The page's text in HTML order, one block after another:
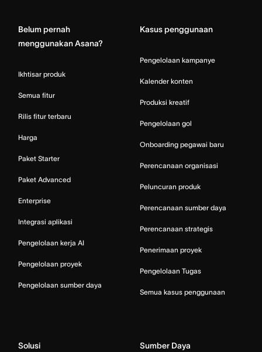
Belum pernah
menggunakan Asana?
Ikhtisar produk
Semua fitur
Rilis fitur terbaru
Harga
Paket Starter
Paket Advanced
Enterprise
Integrasi aplikasi
Pengelolaan kerja AI
Pengelolaan proyek
Pengelolaan sumber daya
Kasus penggunaan
Pengelolaan kampanye
Kalender konten
Produksi kreatif
Pengelolaan gol
Onboarding pegawai baru
Perencanaan organisasi
Peluncuran produk
Perencanaan sumber daya
Perencanaan strategis
Penerimaan proyek
Pengelolaan Tugas
Semua kasus penggunaan
Solusi Sumber Daya